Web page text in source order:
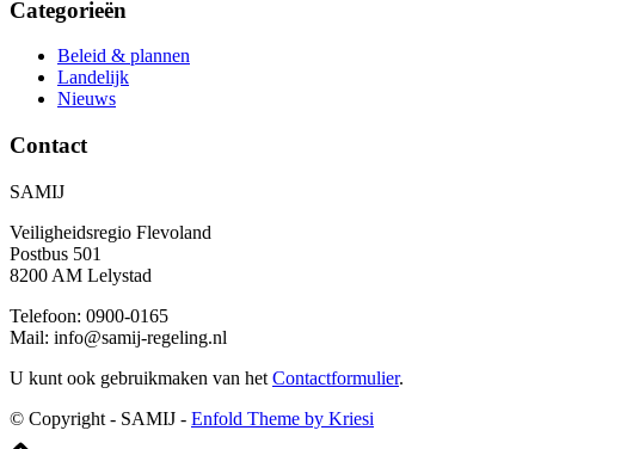
Categorieën
Beleid & plannen
Landelijk
Nieuws
Contact
SAMIJ
Veiligheidsregio Flevoland
Postbus 501
8200 AM Lelystad
Telefoon: 0900-0165
Mail: info@samij-regeling.nl
U kunt ook gebruikmaken van het Contactformulier.
© Copyright - SAMIJ - Enfold Theme by Kriesi